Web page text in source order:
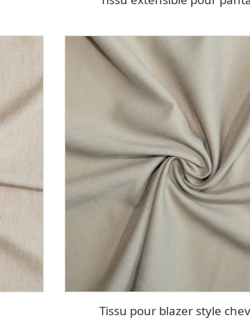
Tissu pour blazer style